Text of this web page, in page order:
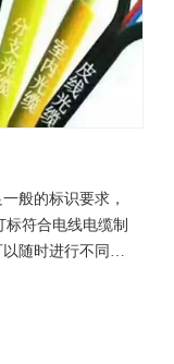
般的标识要求，
标符合电线电缆制
随时进行不同角
产品信息符合电
适合高速的生产